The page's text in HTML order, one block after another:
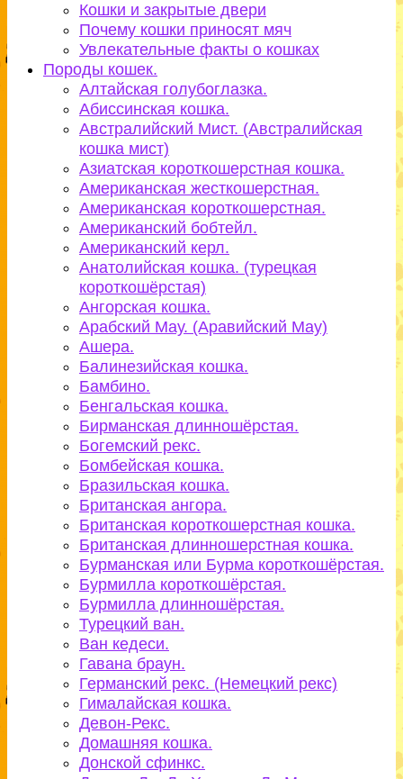
Кошки и закрытые двери
Почему кошки приносят мяч
Увлекательные факты о кошках
Породы кошек.
Алтайская голубоглазка.
Абиссинская кошка.
Австралийский Мист. (Австралийская
кошка мист)
Азиатская короткошерстная кошка.
Американская жесткошерстная.
Американская короткошерстная.
Американский бобтейл.
Американский керл.
Анатолийская кошка. (турецкая
короткошёрстая)
Ангорская кошка.
Арабский Мау. (Аравийский Мау)
Ашера.
Балинезийская кошка.
Бамбино.
Бенгальская кошка.
Бирманская длинношёрстая.
Богемский рекс.
Бомбейская кошка.
Бразильская кошка.
Британская ангора.
Британская короткошерстная кошка.
Британская длинношерстная кошка.
Бурманская или Бурма короткошёрстая.
Бурмилла короткошёрстая.
Бурмилла длинношёрстая.
Турецкий ван.
Ван кедеси.
Гавана браун.
Германский рекс. (Немецкий рекс)
Гималайская кошка.
Девон-Рекс.
Домашняя кошка.
Донской сфинкс.